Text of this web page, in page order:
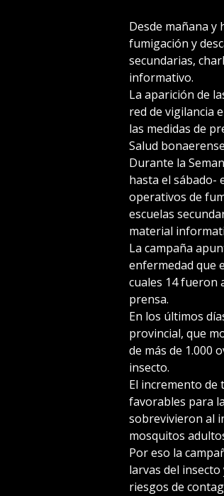
Desde mañana y
fumigación y
secundarias,
informativo.
La aparición de
red de vigilancia
las medidas de
Salud
Durante la
hasta el sábado-
operativos de
escuelas
material
La campaña
enfermedad que
cuales 14 fueron
prensa.
En los últimos
provincial, que
de más de 1.000
insecto.
El incremento de
favorables para
sobrevivieron al
mosquitos
Por eso la
larvas del
riesgos de